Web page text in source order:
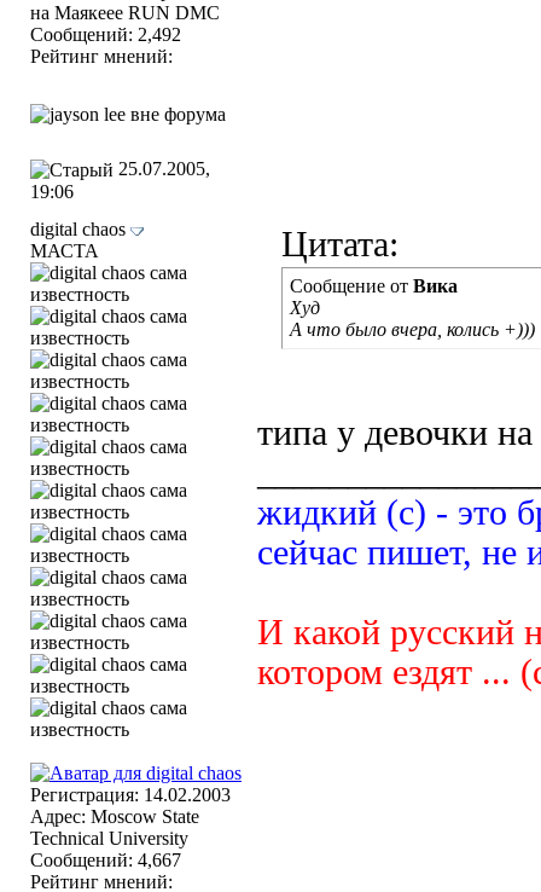
на Маякеее RUN DMC
Сообщений: 2,492
Рейтинг мнений:
25.07.2005,
19:06
digital chaos
МАСТА
Регистрация: 14.02.2003
Адрес: Moscow State
Technical University
Сообщений: 4,667
Рейтинг мнений:
Цитата:
Сообщение от Вика
Худ
А что было вчера, колись +)))
типа у девочки
жидкий (с) - это
сейчас пишет, не
И какой русский
котором ездят ...